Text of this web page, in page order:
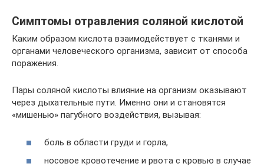
Симптомы отравления соляной кислотой
Каким образом кислота взаимодействует с тканями и
органами человеческого организма, зависит от способа
поражения.
Пары соляной кислоты влияние на организм оказывают
через дыхательные пути. Именно они и становятся
«мишенью» пагубного воздействия, вызывая:
боль в области груди и горла,
носовое кровотечение и рвота с кровью в случае